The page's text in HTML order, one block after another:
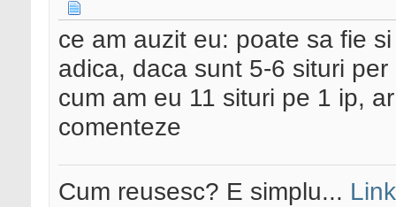
ce am auzit eu: poate sa fie
adica, daca sunt 5-6 situri
cum am eu 11 situri pe 1 ip,
comenteze
Cum reusesc? E simplu... Link